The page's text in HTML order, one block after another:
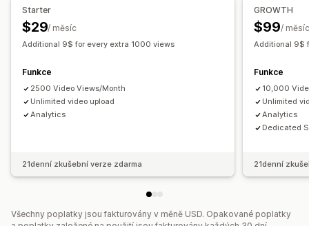
Starter
$29/ měsíc
Additional 9$ for every extra 1000 views
Funkce
2500 Video Views/Month
Unlimited video upload
Analytics
21denní zkušební verze zdarma
GROWTH
$99/ měsíc
Additional 9$
Funkce
10,000
Unlimited
Analytics
Dedicated
21denní
Všechny poplatky jsou fakturovány v měně USD. Opakované poplatky